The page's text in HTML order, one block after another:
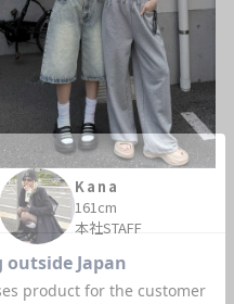
Kana
161cm
本社STAFF